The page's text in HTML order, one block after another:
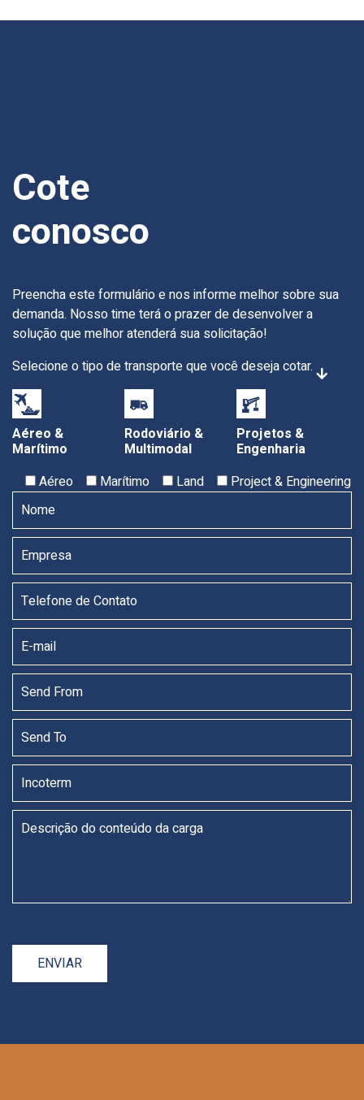
Cote
conosco
Preencha este formulário e nos informe melhor sobre sua
demanda. Nosso time terá o prazer de desenvolver a
solução que melhor atenderá sua solicitação!
Selecione o tipo de transporte que você deseja cotar.
Aéreo &
Marítimo
Rodoviário &
Multimodal
Projetos &
Engenharia
Aéreo
Marítimo Land Project & Engineering